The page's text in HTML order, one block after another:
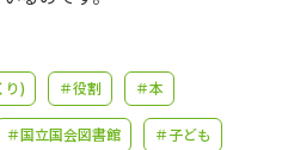
夢ナビライブ
り) ＃役割 ＃本
＃国立国会図書館 ＃子ども